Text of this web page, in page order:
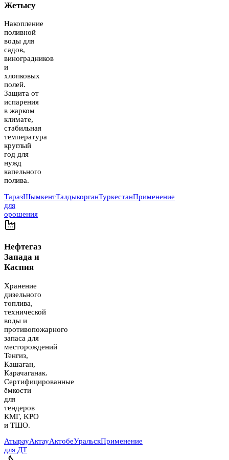
Жетысу
Накопление
поливной
воды для
садов,
виноградников
и
хлопковых
полей.
Защита от
испарения
в жарком
климате,
стабильная
температура
круглый
год для
нужд
капельного
полива.
ТаразШымкентТалдыкорганТуркестанПрименение
для
орошения
Нефтегаз
Запада и
Каспия
Хранение
дизельного
топлива,
технической
воды и
противопожарного
запаса для
месторождений
Тенгиз,
Кашаган,
Карачаганак.
Сертифицированные
ёмкости
для
тендеров
КМГ, KPO
и ТШО.
АтырауАктауАктобеУральскПрименение
для ДТ